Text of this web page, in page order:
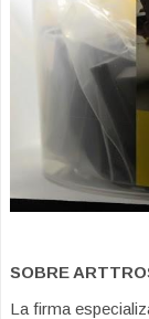
SOBRE
La firma